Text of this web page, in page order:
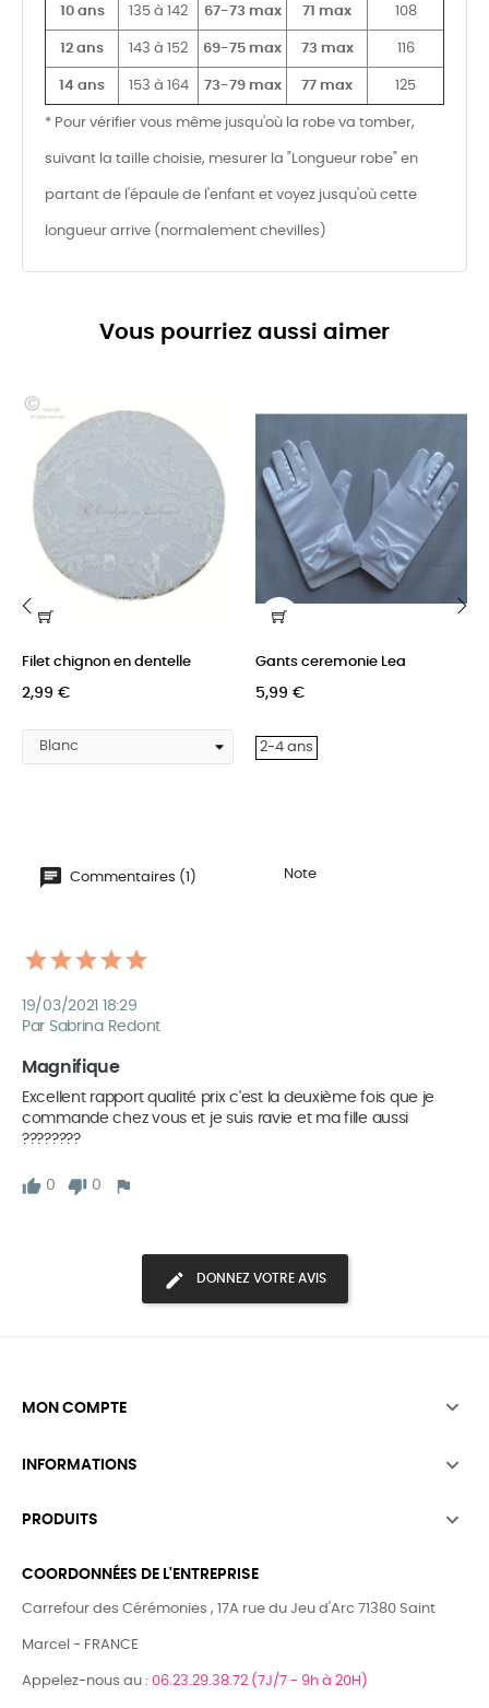
10 ans 135 à 142 67-73 max 71 max 108
12 ans 143 à 152 69-75 max 73 max 116
14 ans 153 à 164 73-79 max 77 max 125
* Pour vérifier vous même jusqu'où la robe va tomber,
suivant la taille choisie, mesurer la "Longueur robe" en
partant de l'épaule de l'enfant et voyez jusqu'où cette
longueur arrive (normalement chevilles)
Vous pourriez aussi aimer
Filet chignon en dentelle
2,99 €
Gants ceremonie Lea
5,99 €
2-4 ans
Commentaires (1) Note
19/03/2021 18:29
Par Sabrina Redont
Magnifique
Excellent rapport qualité prix c'est la deuxième fois que je
commande chez vous et je suis ravie et ma fille aussi
????????
0 0
DONNEZ VOTRE AVIS
MON COMPTE 
INFORMATIONS 
PRODUITS 
COORDONNÉES DE L'ENTREPRISE
Carrefour des Cérémonies , 17A rue du Jeu d'Arc 71380 Saint
Marcel - FRANCE
Appelez-nous au : 06.23.29.38.72 (7J/7 - 9h à 20H)